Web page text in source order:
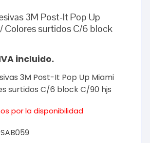
3M Post-It Pop Up
Colores surtidos C/6 block
incluido.
3M Post-It Pop Up Miami
surtidos C/6 block C/90 hjs
por la disponibilidad